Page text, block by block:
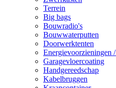
Terrein
Big bags
Bouwradio's
Bouwwaterputten
Doorwerktenten
Energievoorzieningen
Garagevloercoating
Handgereedschap
Kabelbruggen